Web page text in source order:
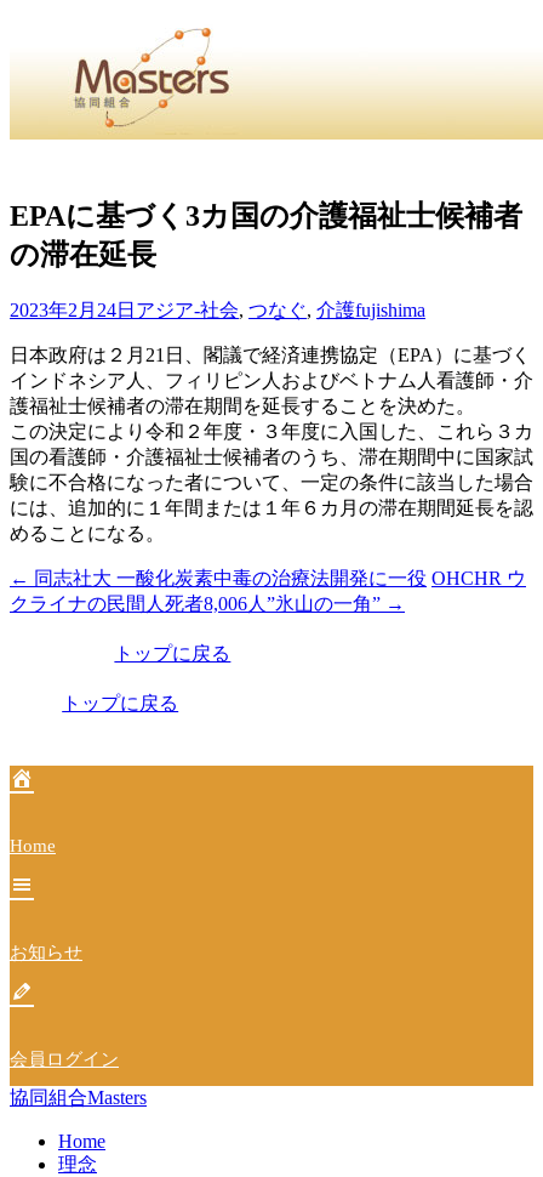
せ・
・Home・ ・理 念・ ・沿 革・ ・組織図・ ・会
協同組合Masters／
国土交通省・経済産業省・農林水産省・厚生労働省 認可
Masters組合員ログイン
EPAに基づく3カ国の介護福祉士候補者
の滞在延長
2023年2月24日 アジア-社会, つなぐ, 介護fujishima
日本政府は２月21日、閣議で経済連携協定（EPA）に基づく
インドネシア人、フィリピン人およびベトナム人看護師・介
護福祉士候補者の滞在期間を延長することを決めた。
この決定により令和２年度・３年度に入国した、これら３カ
国の看護師・介護福祉士候補者のうち、滞在期間中に国家試
験に不合格になった者について、一定の条件に該当した場合
には、追加的に１年間または１年６カ月の滞在期間延長を認
めることになる。
投
稿
ー
ョ
ン
← 同志社大 一酸化炭素中毒の治療法開発に一役 OHCHR ウ
クライナの民間人死者8,006人”氷山の一角” →
トップに戻る
トップに戻る
Home
お知らせ
会員ログイン
協同組合Masters
Home
理念